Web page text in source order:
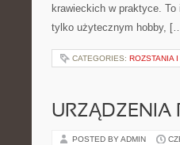
krawieckich w praktyce.
tylko użytecznym hobby,
CATEGORIES: ROZSTANIA
URZĄDZENIA
POSTED BY ADMIN